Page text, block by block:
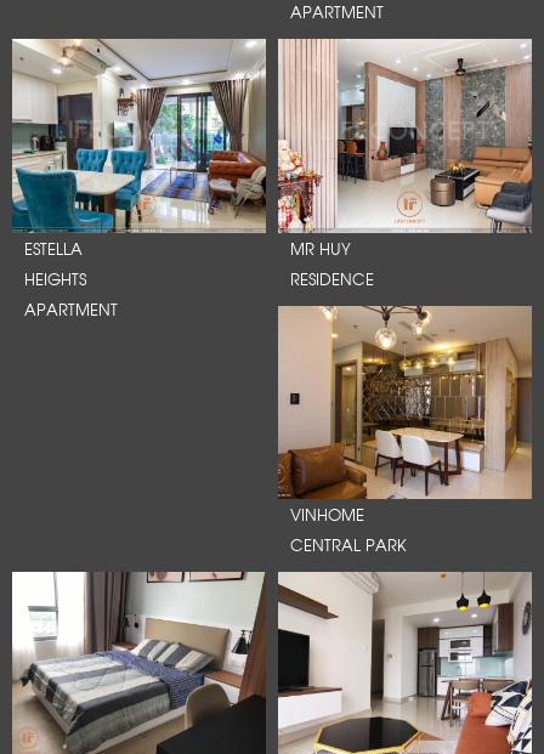
APARTMENT
ESTELLA
HEIGHTS
APARTMENT
MR HUY
RESIDENCE
VINHOME
CENTRAL PARK